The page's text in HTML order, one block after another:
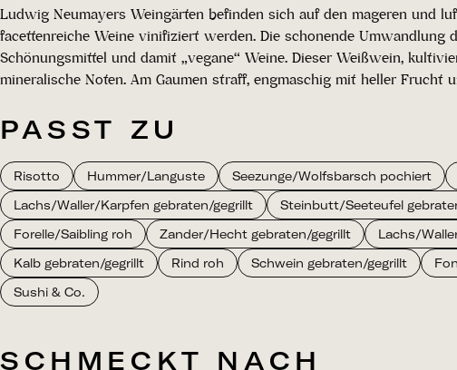
Ludwig Neumayers Weingärten befinden sich auf den mageren und
facettenreiche Weine vinifiziert werden. Die schonende
Schönungsmittel und damit „vegane“ Weine. Dieser Weißwein,
mineralische Noten. Am Gaumen straff, engmaschig mit heller
PASST ZU
Risotto Hummer/Languste Seezunge/Wolfsbarsch pochiert
Lachs/Waller/Karpfen gebraten/gegrillt
Steinbutt/Seeteufel
Forelle/Saibling roh
Zander/Hecht gebraten/gegrillt Lachs/
Kalb gebraten/gegrillt
Rind roh Schwein gebraten/gegrillt
Sushi & Co.
SCHMECKT NACH